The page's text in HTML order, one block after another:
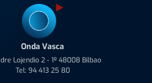
Onda Vasca
Lojendio 2 - 1º 48008 Bilbao
Tel: 94 413 25 80